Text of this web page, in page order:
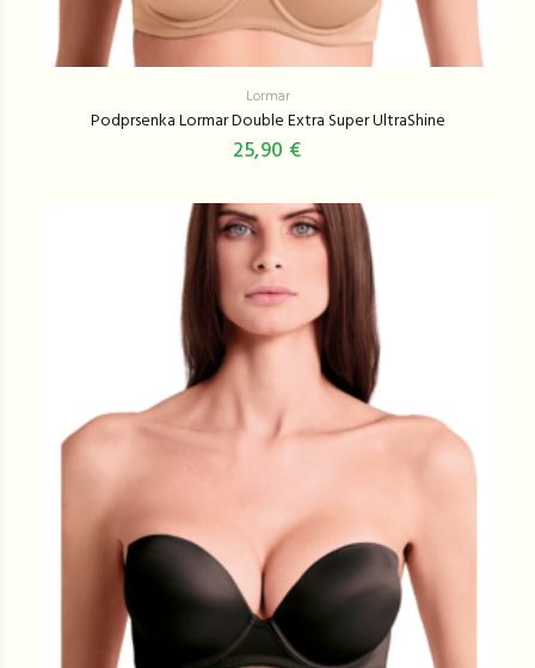
Lormar
Podprsenka Lormar Double Extra Super UltraShine
25,90 €